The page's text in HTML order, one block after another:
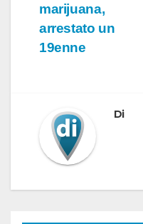
marijuana,
arrestato un
19enne
Di